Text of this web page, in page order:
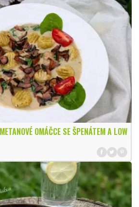
OMÁČCE SE ŠPENÁTEM A LOW